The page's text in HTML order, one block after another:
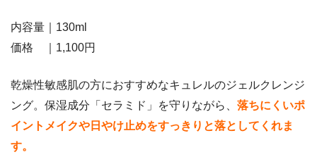
内容量｜130ml
価格 ｜1,100円
乾燥性敏感肌の方におすすめなキュレルのジェルクレンジ
ング。保湿成分「セラミド」を守りながら、 落ちにくいポ
イントメイクや日やけ止めをすっきりと落としてくれま
す。